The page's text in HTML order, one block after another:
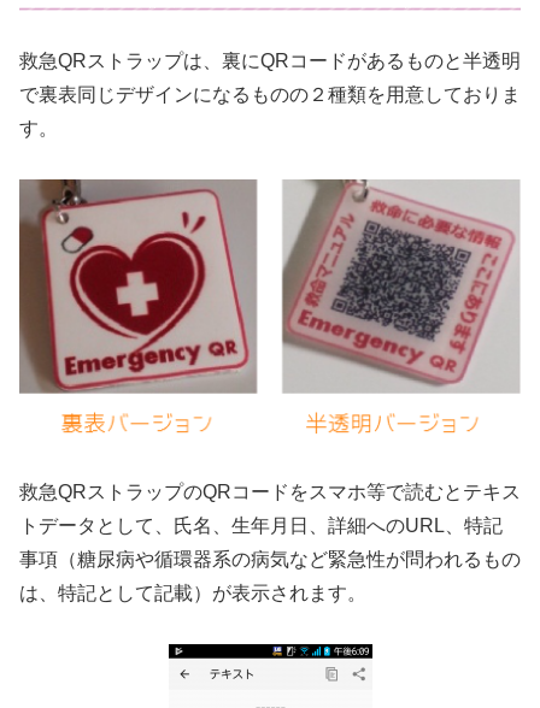
救急QRストラップは、裏にQRコードがあるものと半透明
で裏表同じデザインになるものの２種類を用意しておりま
す。
救急QRストラップのQRコードをスマホ等で読むとテキス
トデータとして、氏名、生年月日、詳細へのURL、特記
事項（糖尿病や循環器系の病気など緊急性が問われるもの
は、特記として記載）が表示されます。